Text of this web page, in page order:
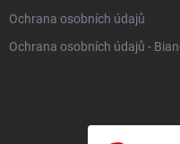
Ochrana osobních údajů
Ochrana osobních údajů -